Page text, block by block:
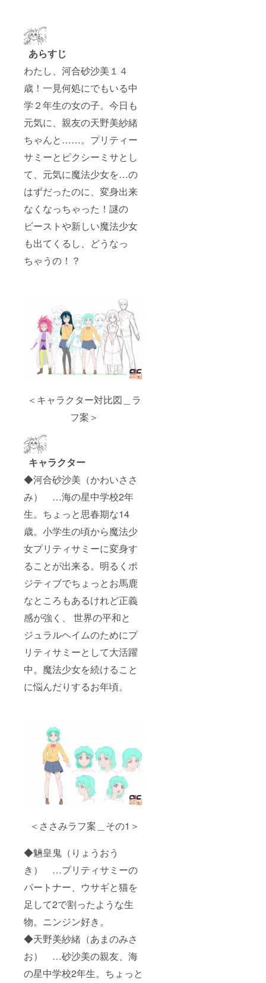
あらすじ
わたし、河合砂沙美１４
歳！一見何処にでもいる中
学２年生の女の子。今日も
元気に、親友の天野美紗緒
ちゃんと……。プリティー
サミーとピクシーミサとし
て、元気に魔法少女を…の
はずだったのに、変身出来
なくなっちゃった！謎の
ビーストや新しい魔法少女
も出てくるし、どうなっ
ちゃうの！？
＜キャラクター対比図＿ラ
フ案＞
キャラクター
◆河合砂沙美（かわいささ
み） …海の星中学校2年
生。ちょっと思春期な14
歳。小学生の頃から魔法少
女プリティサミーに変身す
ることが出来る。明るくポ
ジティブでちょっとお馬鹿
なところもあるけれど正義
感が強く、 世界の平和と
ジュラルヘイムのためにプ
リティサミーとして大活躍
中。魔法少女を続けること
に悩んだりするお年頃。
＜ささみラフ案＿その1＞
◆魎皇鬼（りょうおう
き） …プリティサミーの
パートナー、ウサギと猫を
足して2で割ったような生
物。ニンジン好き。
◆天野美紗緒（あまのみさ
お） …砂沙美の親友、海
の星中学校2年生。ちょっと